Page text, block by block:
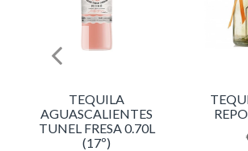
TEQUILA
AGUASCALIENTES
TUNEL FRESA 0.70L
(17º)